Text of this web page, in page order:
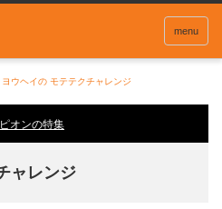
menu
ヨウヘイの モテテクチャレンジ
オンの特集
ャレンジ